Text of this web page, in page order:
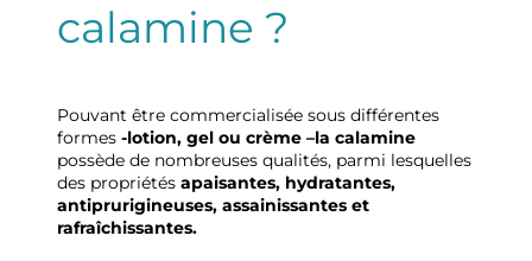
calamine ?
Pouvant être commercialisée sous différentes
formes -lotion, gel ou crème –la calamine
possède de nombreuses qualités, parmi lesquelles
des propriétés apaisantes, hydratantes,
antiprurigineuses, assainissantes et
rafraîchissantes.